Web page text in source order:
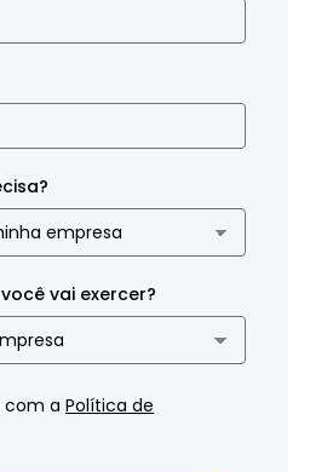
vai exercer?
com a Política de